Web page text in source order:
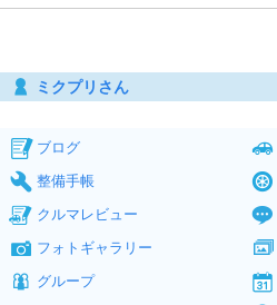
ミクプリさん
ブログ
整備手帳
クルマレビュー
フォトギャラリー
グループ